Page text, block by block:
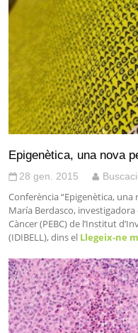
Epigenètica, una nova
28 gen. 2015
Conferència “Epigenètica, una
María Berdasco, investigadora
Càncer (PEBC) de l’Institut
(IDIBELL), dins el Llegeix-ne